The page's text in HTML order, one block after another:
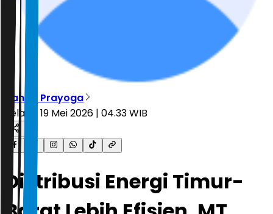
Nanda Prayoga
Selasa, 19 Mei 2026 | 04.33 WIB
Distribusi Energi Timur-